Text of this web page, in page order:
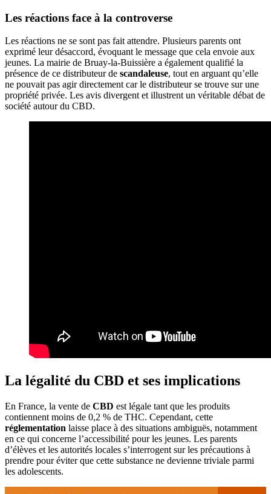
Les réactions face à la controverse
Les réactions ne se sont pas fait attendre. Plusieurs parents ont
exprimé leur désaccord, évoquant le message que cela envoie aux
jeunes. La mairie de Bruay-la-Buissière a également qualifié la
présence de ce distributeur de scandaleuse, tout en arguant qu’elle
ne pouvait pas agir directement car le distributeur se trouve sur une
propriété privée. Les avis divergent et illustrent un véritable débat de
société autour du CBD.
La légalité du CBD et ses implications
En France, la vente de CBD est légale tant que les produits
contiennent moins de 0,2 % de THC. Cependant, cette
réglementation laisse place à des situations ambiguës, notamment
en ce qui concerne l’accessibilité pour les jeunes. Les parents
d’élèves et les autorités locales s’interrogent sur les précautions à
prendre pour éviter que cette substance ne devienne triviale parmi
les adolescents.